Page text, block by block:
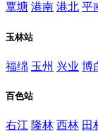
覃塘 港南 港北 平
玉林站
福绵 玉州 兴业 博
百色站
右江 隆林 西林 田